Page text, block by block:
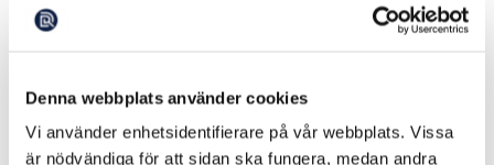
Denna webbplats använder cookies
Vi använder enhetsidentifierare på vår webbplats. Vissa
är nödvändiga för att sidan ska fungera, medan andra